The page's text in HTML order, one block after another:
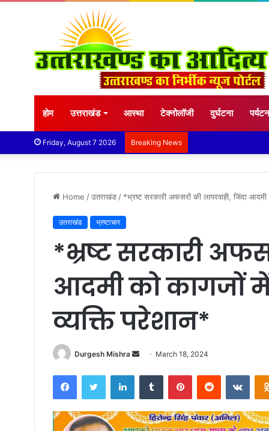
होम उत्तराखंड आस्था टेक्नोलॉजी दुर्घटना पर्यटन
Friday, August 7 2026 Breaking News
Home /उतराखंड / *भ्रष्ट सरकारी अफसरों की लापरवाही, जिंदा आदमी
उतराखंड भ्रष्टाचार
*भ्रष्ट सरकारी
आदमी को कागजों में
व्यक्ति परेशान*
Durgesh Mishra
Send
email
March 18, 2024
FacebookTwitter LinkedInTumblr PinterestReddit